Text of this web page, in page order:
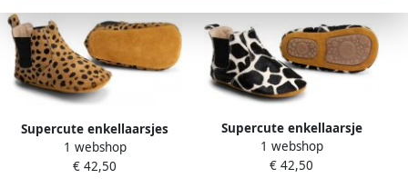
Supercute enkellaarsjes
Chelsea boots dierenprint
bruin met zwarte stip 6 12
1 webshop
€ 42,50
Supercute enkellaarsje
Chelsea boots dierenprint
giraffe print 12 18 maanden
1 webshop
€ 42,50